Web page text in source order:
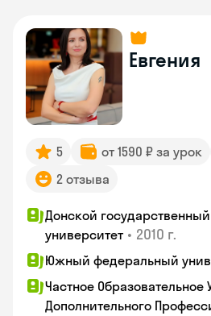
Евгения
5 от 1590 ₽ за урок
2 отзыва
Донской
университет • 2010 г.
Южный федеральный
Частное
Дополнительного